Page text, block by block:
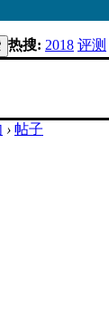
热搜: 2018 评测
› 帖子